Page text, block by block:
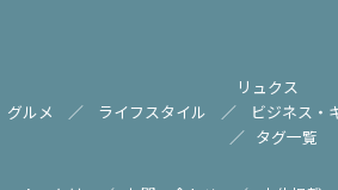
リュクス
グルメ
ライフスタイル ビジネス・
タグ一覧